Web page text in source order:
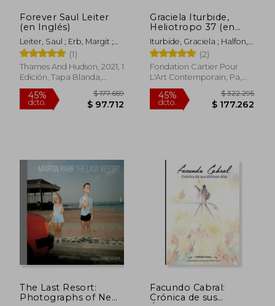
dcto.
$ 258.844 45%
dcto.
Forever Saul Leiter
(en Inglés)
Leiter, Saul ; Erb, Margit ;
Parillo, Michael
(1)
Thames And Hudson, 2021, 1
Edición, Tapa Blanda,
Nuevo
Graciela Iturbide,
Heliotropo 37 (en
Inglés)
Iturbide, Graciela ; Halfon,
Eduardo ; Bradu, Fabienne
(2)
Fondation Cartier Pour
L'Art Contemporain, Pa,
2022, Tapa Dura, Nuevo
The Last Resort:
Photographs of New
Facundo Cabral:
Crónica de sus